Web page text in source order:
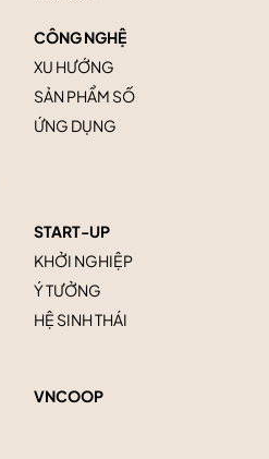
CÔNG NGHỆ
XU HƯỚNG
SẢN PHẨM SỐ
ỨNG DỤNG
START-UP
KHỞI NGHIỆP
Ý TƯỞNG
HỆ SINH THÁI
VNCOOP